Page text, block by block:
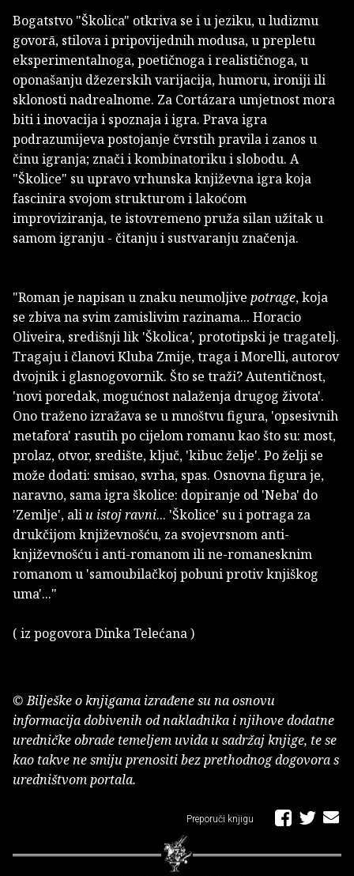
Bogatstvo "Školica" otkriva se i u jeziku, u ludizmu
govorā, stilova i pripovijednih modusa, u prepletu
eksperimentalnoga, poetičnoga i realističnoga, u
oponašanju džezerskih varijacija, humoru, ironiji ili
sklonosti nadrealnome. Za Cortázara umjetnost mora
biti i inovacija i spoznaja i igra. Prava igra
podrazumijeva postojanje čvrstih pravila i zanos u
činu igranja; znači i kombinatoriku i slobodu. A
"Školice" su upravo vrhunska književna igra koja
fascinira svojom strukturom i lakoćom
improviziranja, te istovremeno pruža silan užitak u
samom igranju - čitanju i sustvaranju značenja.
"Roman je napisan u znaku neumoljive potrage, koja
se zbiva na svim zamislivim razinama... Horacio
Oliveira, središnji lik 'Školica', prototipski je tragatelj.
Tragaju i članovi Kluba Zmije, traga i Morelli, autorov
dvojnik i glasnogovornik. Što se traži? Autentičnost,
'novi poredak, mogućnost nalaženja drugog života'.
Ono traženo izražava se u mnoštvu figura, 'opsesivnih
metafora' rasutih po cijelom romanu kao što su: most,
prolaz, otvor, središte, ključ, 'kibuc želje'. Po želji se
može dodati: smisao, svrha, spas. Osnovna figura je,
naravno, sama igra školice: dopiranje od 'Neba' do
'Zemlje', ali u istoj ravni... 'Školice' su i potraga za
drukčijom književnošću, za svojevrsnom anti-
književnošću i anti-romanom ili ne-romanesknim
romanom u 'samoubilačkoj pobuni protiv knjiškog
uma'..."
( iz pogovora Dinka Telećana )
© Bilješke o knjigama izrađene su na osnovu
informacija dobivenih od nakladnika i njihove dodatne
uredničke obrade temeljem uvida u sadržaj knjige, te se
kao takve ne smiju prenositi bez prethodnog dogovora s
uredništvom portala.
Preporuči knjigu